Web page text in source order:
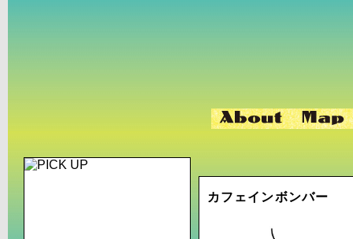
カフェインボンバー